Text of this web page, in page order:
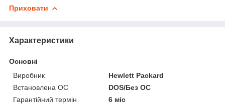
Приховати
Характеристики
Основні
Виробник
Hewlett Packard
Встановлена ОС
DOS/Без ОС
Гарантійний термін
6 міс